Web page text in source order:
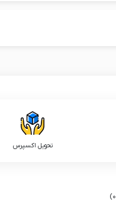
تحویل اکسپرس
)